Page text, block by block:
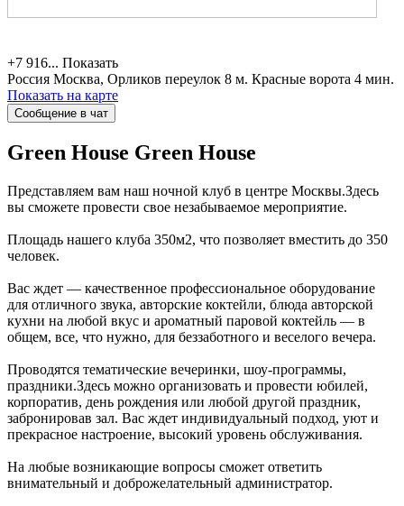
+7 916... Показать
Россия Москва, Орликов переулок 8 м. Красные ворота 4 мин.
Показать на карте
Сообщение в чат
Green House Green House
Представляем вам наш ночной клуб в центре Москвы.Здесь
вы сможете провести свое незабываемое мероприятие.
Площадь нашего клуба 350м2, что позволяет вместить до 350
человек.
Вас ждет — качественное профессиональное оборудование
для отличного звука, авторские коктейли, блюда авторской
кухни на любой вкус и ароматный паровой коктейль — в
общем, все, что нужно, для беззаботного и веселого вечера.
Проводятся тематические вечеринки, шоу-программы,
праздники.Здесь можно организовать и провести юбилей,
корпоратив, день рождения или любой другой праздник,
забронировав зал. Вас ждет индивидуальный подход, уют и
прекрасное настроение, высокий уровень обслуживания.
На любые возникающие вопросы сможет ответить
внимательный и доброжелательный администратор.